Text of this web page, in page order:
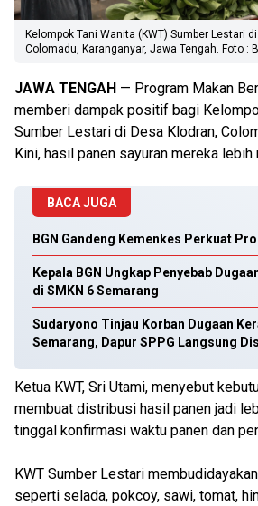
Kelompok Tani Wanita (KWT) Sumber Lestari
Colomadu, Karanganyar, Jawa Tengah. Foto :
JAWA TENGAH — Program Makan
memberi dampak positif bagi
Sumber Lestari di Desa Klodran,
Kini, hasil panen sayuran mereka lebih
BACA JUGA
BGN Gandeng Kemenkes Perkuat
Kepala BGN Ungkap Penyebab
di SMKN 6 Semarang
Sudaryono Tinjau Korban Dugaan
Semarang, Dapur SPPG Langsung
Ketua KWT, Sri Utami, menyebut
membuat distribusi hasil panen jadi
tinggal konfirmasi waktu panen dan
KWT Sumber Lestari
seperti selada, pokcoy, sawi, tomat,